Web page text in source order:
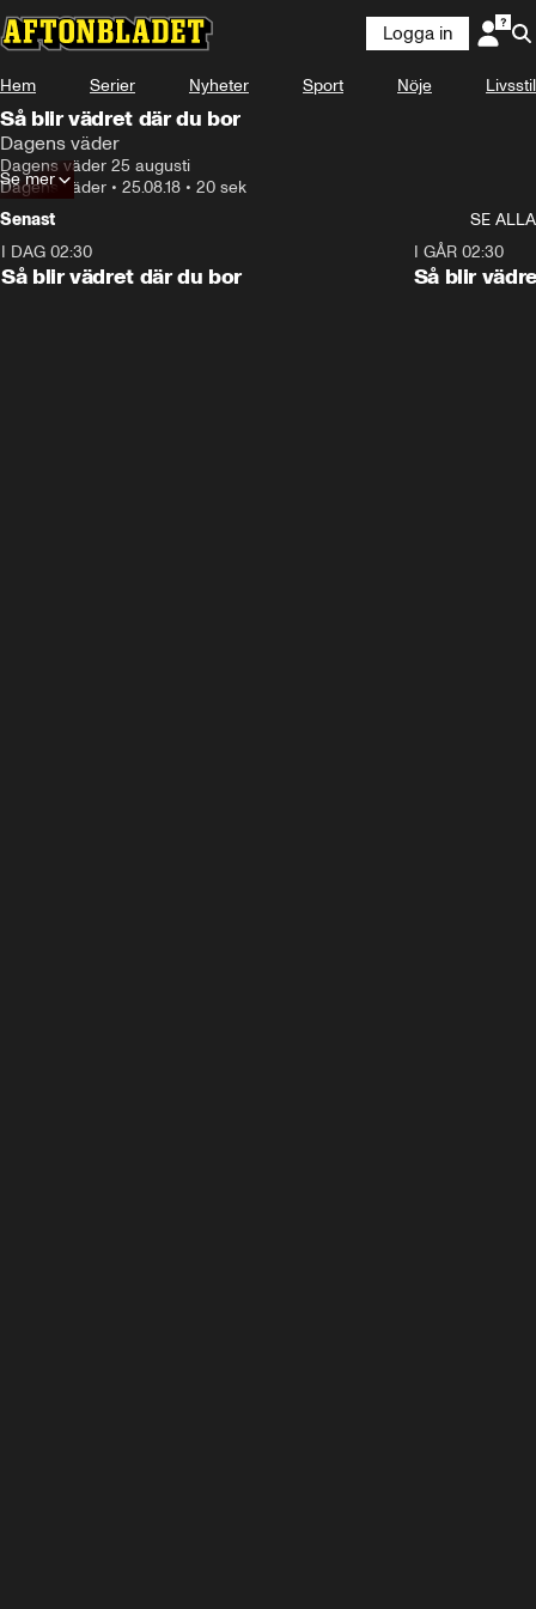
Logga in
Hem Serier Nyheter Sport Nöje Livsstil
Så blir vädret där du bor
Dagens väder
Dagens väder 25 augusti
Dagens väder • 25.08.18 • 20 sek
Se mer
Senast
SE ALLA
I DAG 02:30
Så blir vädret där du bor
I GÅR 02:30
Så blir